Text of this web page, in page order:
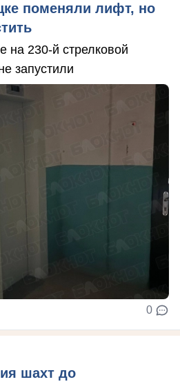
поменяли лифт, но
230-й стрелковой
запустили
0
шахт до